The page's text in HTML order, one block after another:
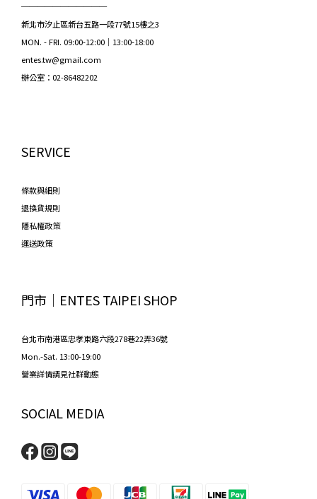
───────────
新北市汐止區新台五路一段77號15樓之3
MON. - FRI. 09:00-12:00｜13:00-18:00
entes.tw@gmail.com
辦公室：02-86482202
SERVICE
條款與細則
退換貨規則
隱私權政策
運送政策
門市│ENTES TAIPEI SHOP
台北市南港區忠孝東路六段278巷22弄36號
Mon.-Sat. 13:00-19:00
營業詳情請見社群動態
SOCIAL MEDIA